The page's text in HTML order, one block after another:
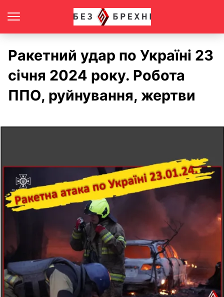
Ракетний удар по Україні 23
січня 2024 року. Робота
ППО, руйнування, жертви